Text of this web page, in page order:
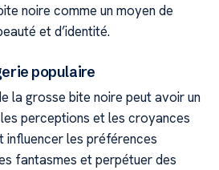
noire comme un moyen de
et d’identité.
populaire
la grosse bite noire peut avoir un
perceptions et les croyances
influencer les préférences
fantasmes et perpétuer des